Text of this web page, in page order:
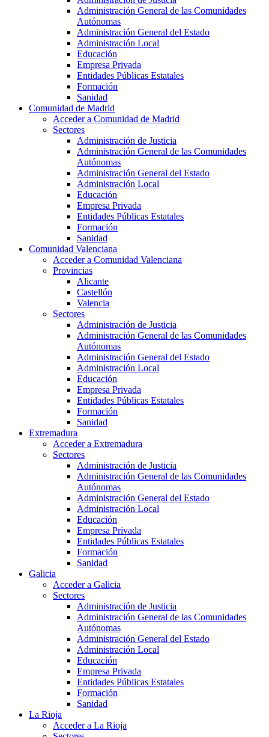
Administración General de las Comunidades
Autónomas
Administración General del Estado
Administración Local
Educación
Empresa Privada
Entidades Públicas Estatales
Formación
Sanidad
Comunidad de Madrid
Acceder a Comunidad de Madrid
Sectores
Administración de Justicia
Administración General de las Comunidades
Autónomas
Administración General del Estado
Administración Local
Educación
Empresa Privada
Entidades Públicas Estatales
Formación
Sanidad
Comunidad Valenciana
Acceder a Comunidad Valenciana
Provincias
Alicante
Castellón
Valencia
Sectores
Administración de Justicia
Administración General de las Comunidades
Autónomas
Administración General del Estado
Administración Local
Educación
Empresa Privada
Entidades Públicas Estatales
Formación
Sanidad
Extremadura
Acceder a Extremadura
Sectores
Administración de Justicia
Administración General de las Comunidades
Autónomas
Administración General del Estado
Administración Local
Educación
Empresa Privada
Entidades Públicas Estatales
Formación
Sanidad
Galicia
Acceder a Galicia
Sectores
Administración de Justicia
Administración General de las Comunidades
Autónomas
Administración General del Estado
Administración Local
Educación
Empresa Privada
Entidades Públicas Estatales
Formación
Sanidad
La Rioja
Acceder a La Rioja